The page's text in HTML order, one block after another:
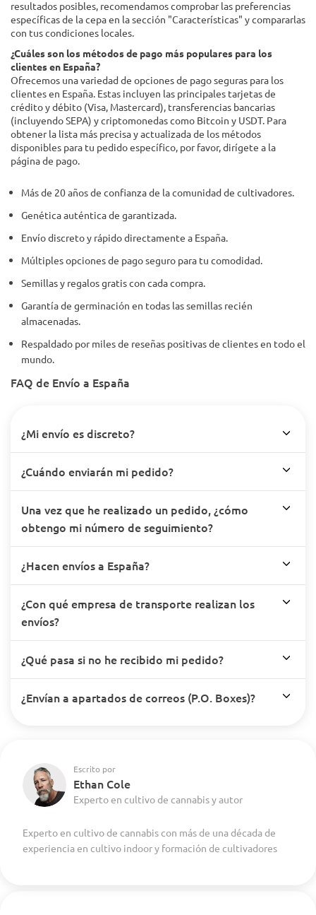
resultados posibles, recomendamos comprobar las preferencias
específicas de la cepa en la sección "Características" y compararlas
con tus condiciones locales.
¿Cuáles son los métodos de pago más populares para los
clientes en España?
Ofrecemos una variedad de opciones de pago seguras para los
clientes en España. Estas incluyen las principales tarjetas de
crédito y débito (Visa, Mastercard), transferencias bancarias
(incluyendo SEPA) y criptomonedas como Bitcoin y USDT. Para
obtener la lista más precisa y actualizada de los métodos
disponibles para tu pedido específico, por favor, dirígete a la
página de pago.
Más de 20 años de confianza de la comunidad de cultivadores.
Genética auténtica de garantizada.
Envío discreto y rápido directamente a España.
Múltiples opciones de pago seguro para tu comodidad.
Semillas y regalos gratis con cada compra.
Garantía de germinación en todas las semillas recién
almacenadas.
Respaldado por miles de reseñas positivas de clientes en todo el
mundo.
FAQ de Envío a España
¿Mi envío es discreto?
¿Cuándo enviarán mi pedido?
Una vez que he realizado un pedido, ¿cómo
obtengo mi número de seguimiento?
¿Hacen envíos a España?
¿Con qué empresa de transporte realizan los
envíos?
¿Qué pasa si no he recibido mi pedido?
¿Envían a apartados de correos (P.O. Boxes)?
Escrito por
Ethan Cole
Experto en cultivo de cannabis y autor
Experto en cultivo de cannabis con más de una década de
experiencia en cultivo indoor y formación de cultivadores